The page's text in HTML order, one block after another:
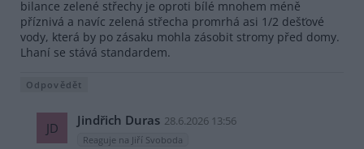
bilance zelené střechy je oproti bílé mnohem méně
příznivá a navíc zelená střecha promrhá asi 1/2 dešťové
vody, která by po zásaku mohla zásobit stromy před domy.
Lhaní se stává standardem.
Odpovědět
JD Jindřich Duras 28.6.2026 13:56
Reaguje na Jiří Svoboda